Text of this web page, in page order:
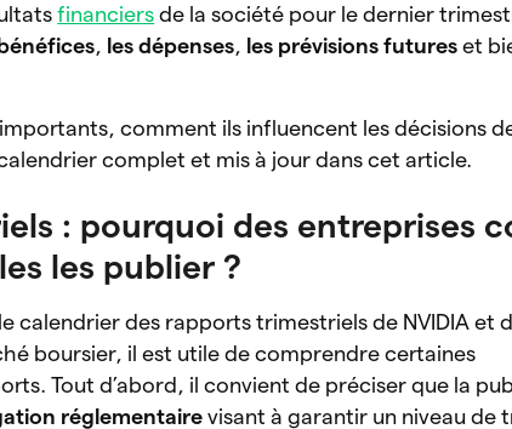
financiers de la société pour le dernier
les dépenses les prévisions futureset
comment ils influencent les décisions
complet et mis à jour dans cet article.
: pourquoi des entreprises
les publier ?
calendrier des rapports trimestriels de NVIDIA et
boursier, il est utile de comprendre certaines
Tout d’abord, il convient de préciser que la
réglementairevisant à garantir un niveau de